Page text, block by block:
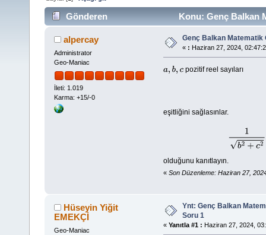
Gönderen Konu: Genç Balkan
alpercay
Administrator
Geo-Maniac
İleti: 1.019
Karma: +15/-0
Genç Balkan Matematik
« : Haziran 27, 2024,
a,b,c pozitif reel sayıları
eşitliğini sağlasınlar.
olduğunu kanıtlayın.
« Son Düzenleme: Haziran 27,
Hüseyin Yiğit
EMEKÇİ
Geo-Maniac
Ynt: Genç Balkan
Soru 1
« Yanıtla #1 : Haziran 27, 2024,